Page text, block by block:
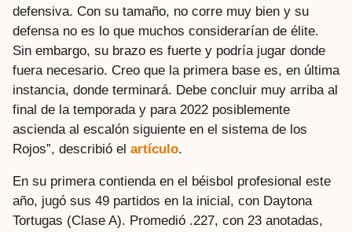
defensiva. Con su tamaño, no corre muy bien y su
defensa no es lo que muchos considerarían de élite.
Sin embargo, su brazo es fuerte y podría jugar donde
fuera necesario. Creo que la primera base es, en última
instancia, donde terminará. Debe concluir muy arriba al
final de la temporada y para 2022 posiblemente
ascienda al escalón siguiente en el sistema de los
Rojos”, describió el artículo.
En su primera contienda en el béisbol profesional este
año, jugó sus 49 partidos en la inicial, con Daytona
Tortugas (Clase A). Promedió .227, con 23 anotadas,